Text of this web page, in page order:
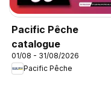
Pacific Pêche
catalogue
01/08 - 31/08/2026
Pacific Pêche